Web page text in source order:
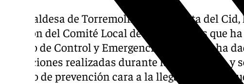
La alcaldesa de Torremolinos, Margarita del
reunión del Comité Local de Emergencias que
Centro de Control y Emergencias, donde se ha
actuaciones realizadas durante la madrugada y
trabajo de prevención cara a la llegada de una